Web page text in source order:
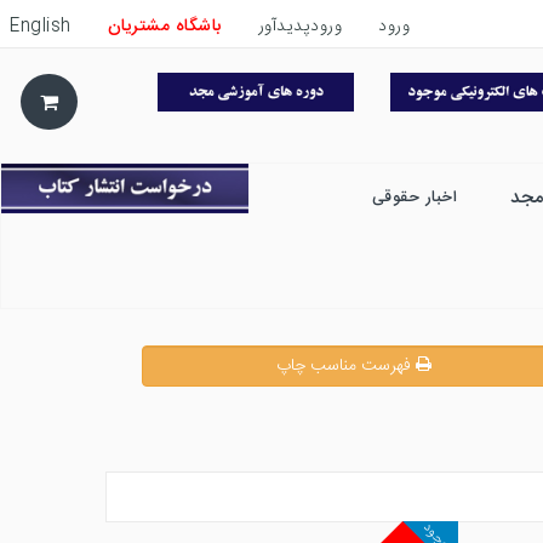
ورود ورودپدیدآور باشگاه مشتریان English
اخبار حقوقی
فهرست مناسب چاپ